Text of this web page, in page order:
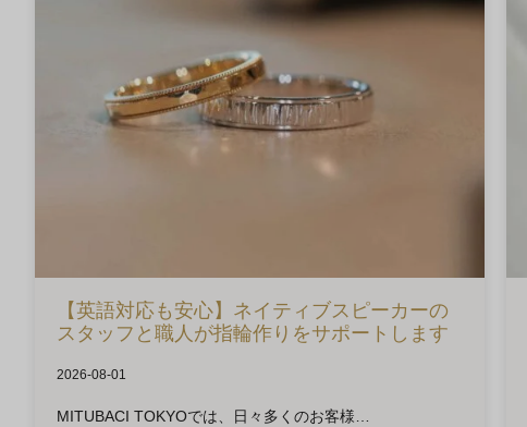
【英語対応も安心】ネイティブスピーカーの
スタッフと職人が指輪作りをサポートします
2026-08-01
MITUBACI TOKYOでは、日々多くのお客様